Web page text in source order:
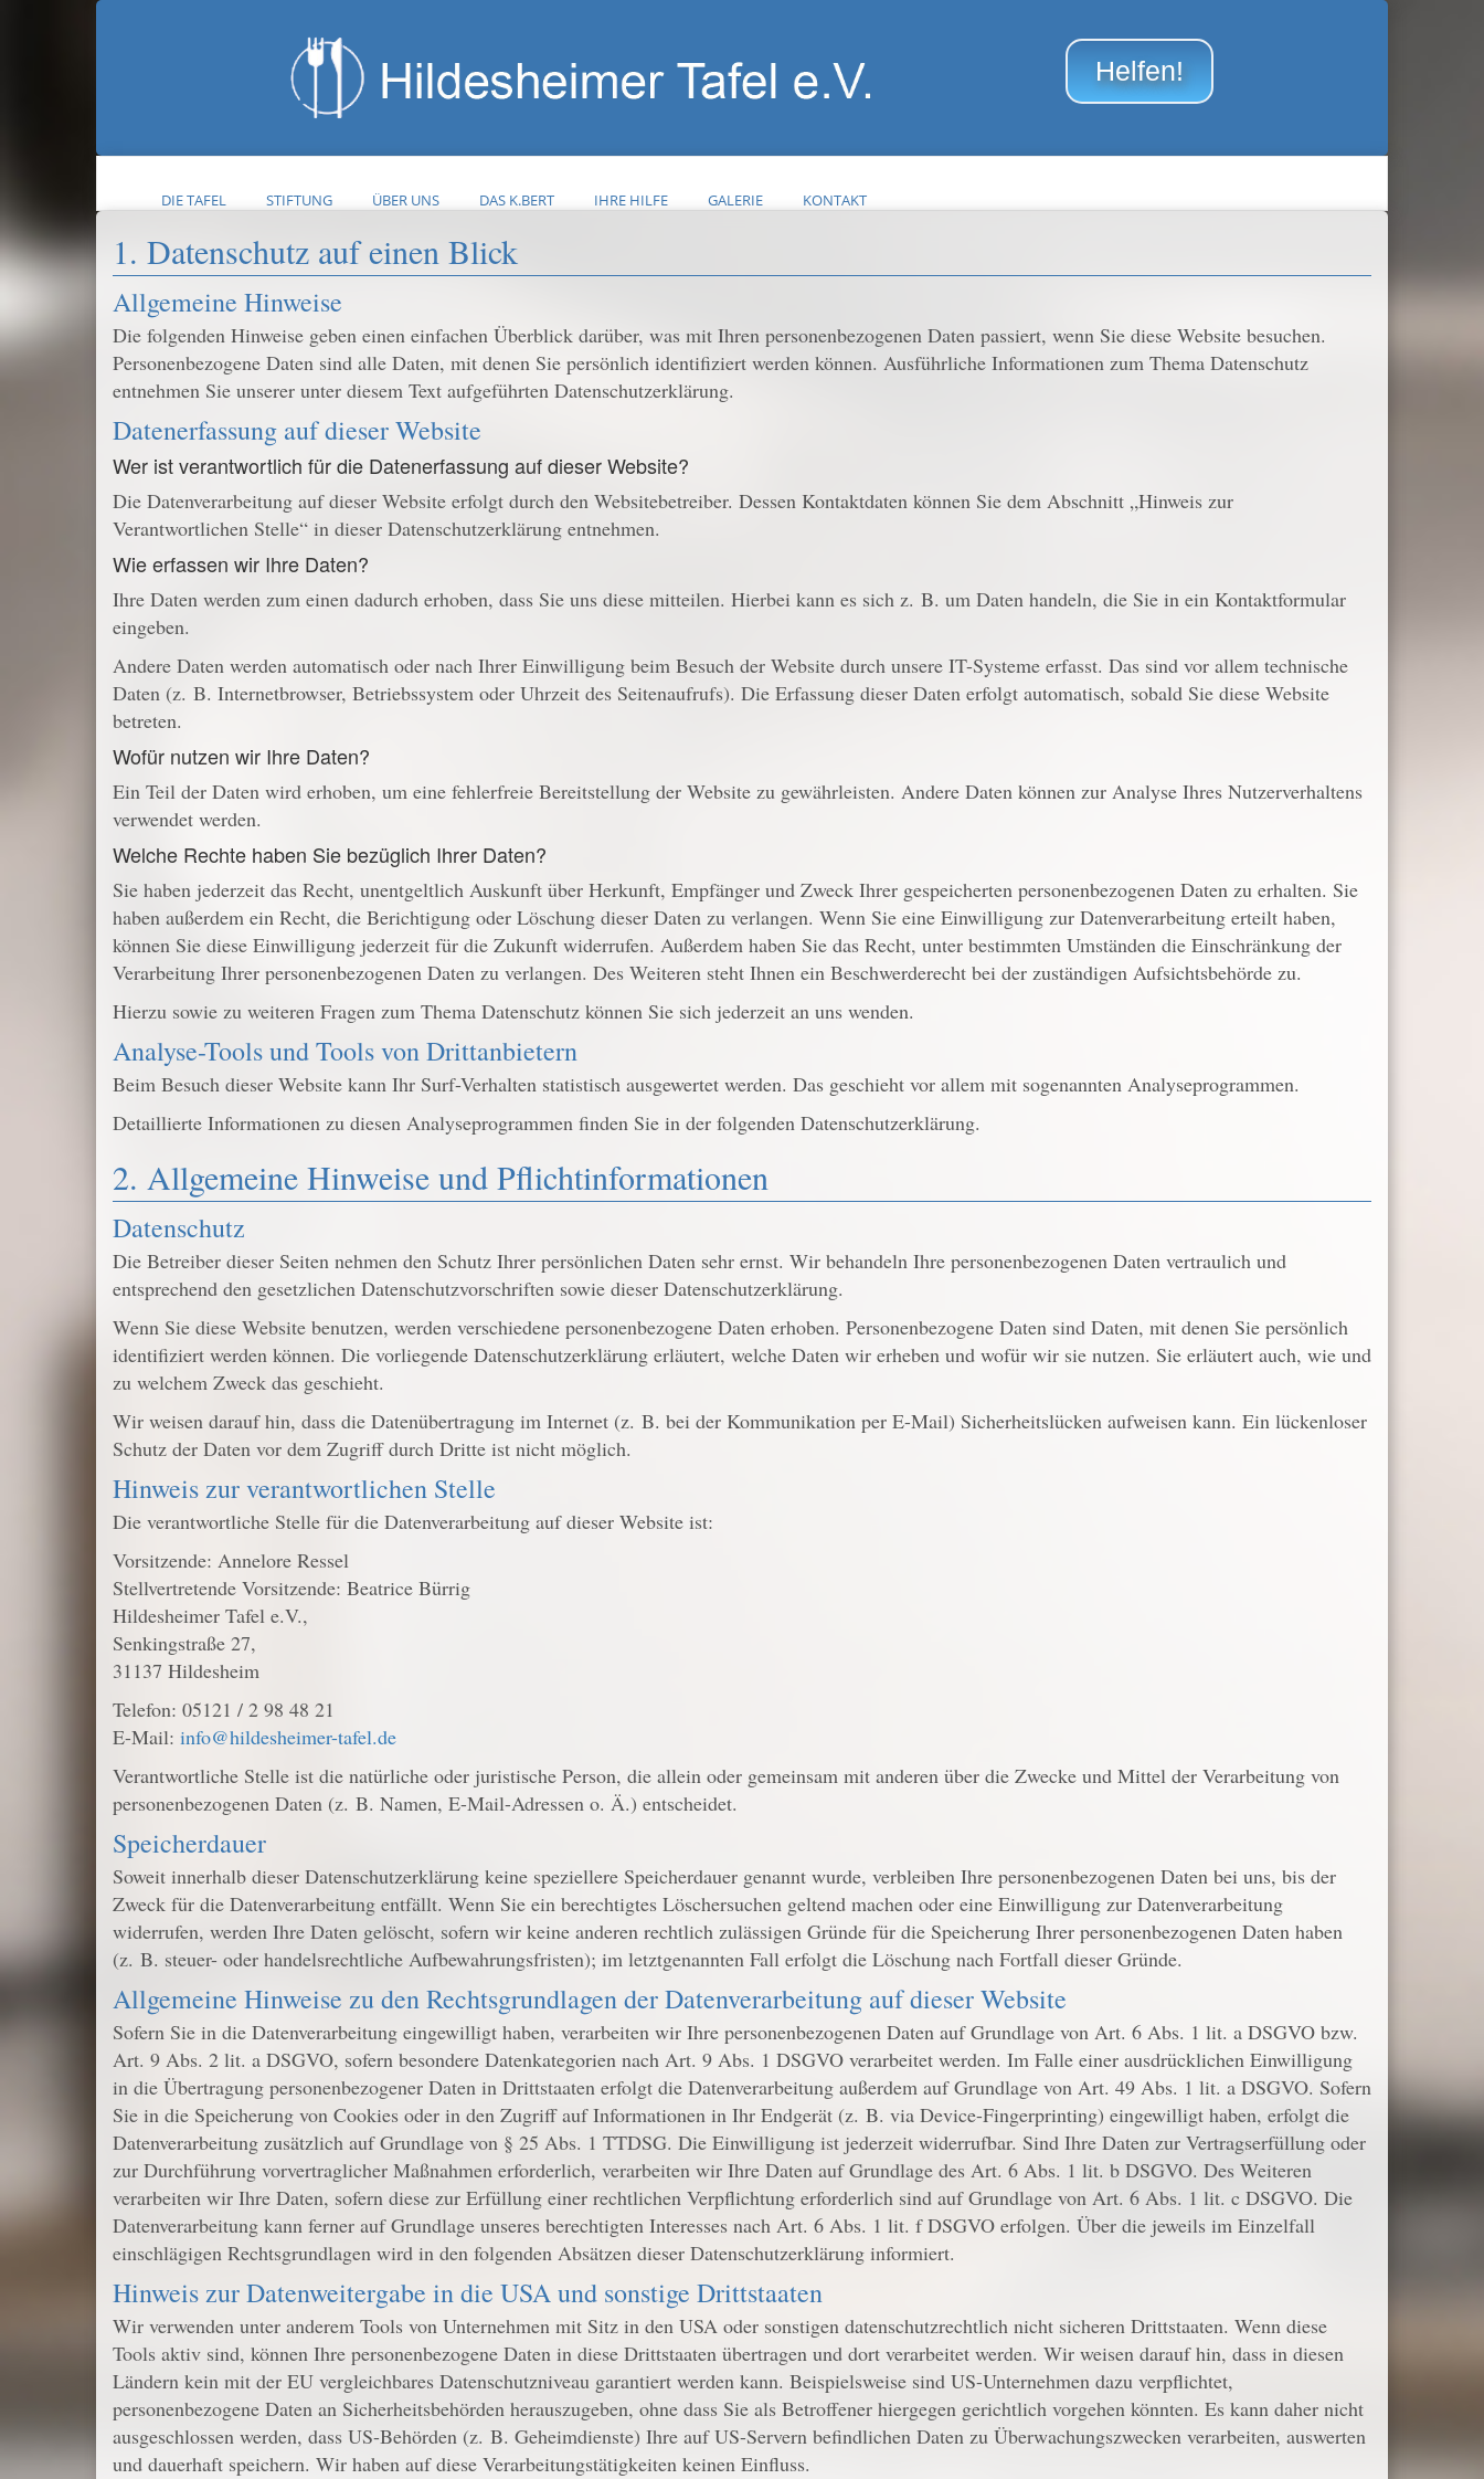
Helfen!
DIE TAFEL STIFTUNG ÜBER UNS DAS K.BERT IHRE HILFE GALERIE KONTAKT
1. Datenschutz auf einen Blick
Allgemeine Hinweise
Die folgenden Hinweise geben einen einfachen Überblick darüber, was mit Ihren personenbezogenen Daten passiert, wenn Sie diese Website besuchen.
Personenbezogene Daten sind alle Daten, mit denen Sie persönlich identifiziert werden können. Ausführliche Informationen zum Thema Datenschutz
entnehmen Sie unserer unter diesem Text aufgeführten Datenschutzerklärung.
Datenerfassung auf dieser Website
Wer ist verantwortlich für die Datenerfassung auf dieser Website?
Die Datenverarbeitung auf dieser Website erfolgt durch den Websitebetreiber. Dessen Kontaktdaten können Sie dem Abschnitt „Hinweis zur
Verantwortlichen Stelle“ in dieser Datenschutzerklärung entnehmen.
Wie erfassen wir Ihre Daten?
Ihre Daten werden zum einen dadurch erhoben, dass Sie uns diese mitteilen. Hierbei kann es sich z. B. um Daten handeln, die Sie in ein Kontaktformular
eingeben.
Andere Daten werden automatisch oder nach Ihrer Einwilligung beim Besuch der Website durch unsere IT-Systeme erfasst. Das sind vor allem technische
Daten (z. B. Internetbrowser, Betriebssystem oder Uhrzeit des Seitenaufrufs). Die Erfassung dieser Daten erfolgt automatisch, sobald Sie diese Website
betreten.
Wofür nutzen wir Ihre Daten?
Ein Teil der Daten wird erhoben, um eine fehlerfreie Bereitstellung der Website zu gewährleisten. Andere Daten können zur Analyse Ihres Nutzerverhaltens
verwendet werden.
Welche Rechte haben Sie bezüglich Ihrer Daten?
Sie haben jederzeit das Recht, unentgeltlich Auskunft über Herkunft, Empfänger und Zweck Ihrer gespeicherten personenbezogenen Daten zu erhalten. Sie
haben außerdem ein Recht, die Berichtigung oder Löschung dieser Daten zu verlangen. Wenn Sie eine Einwilligung zur Datenverarbeitung erteilt haben,
können Sie diese Einwilligung jederzeit für die Zukunft widerrufen. Außerdem haben Sie das Recht, unter bestimmten Umständen die Einschränkung der
Verarbeitung Ihrer personenbezogenen Daten zu verlangen. Des Weiteren steht Ihnen ein Beschwerderecht bei der zuständigen Aufsichtsbehörde zu.
Hierzu sowie zu weiteren Fragen zum Thema Datenschutz können Sie sich jederzeit an uns wenden.
Analyse-Tools und Tools von Dritt­anbietern
Beim Besuch dieser Website kann Ihr Surf-Verhalten statistisch ausgewertet werden. Das geschieht vor allem mit sogenannten Analyseprogrammen.
Detaillierte Informationen zu diesen Analyseprogrammen finden Sie in der folgenden Datenschutzerklärung.
2. Allgemeine Hinweise und Pflicht­informationen
Datenschutz
Die Betreiber dieser Seiten nehmen den Schutz Ihrer persönlichen Daten sehr ernst. Wir behandeln Ihre personenbezogenen Daten vertraulich und
entsprechend den gesetzlichen Datenschutzvorschriften sowie dieser Datenschutzerklärung.
Wenn Sie diese Website benutzen, werden verschiedene personenbezogene Daten erhoben. Personenbezogene Daten sind Daten, mit denen Sie persönlich
identifiziert werden können. Die vorliegende Datenschutzerklärung erläutert, welche Daten wir erheben und wofür wir sie nutzen. Sie erläutert auch, wie und
zu welchem Zweck das geschieht.
Wir weisen darauf hin, dass die Datenübertragung im Internet (z. B. bei der Kommunikation per E-Mail) Sicherheitslücken aufweisen kann. Ein lückenloser
Schutz der Daten vor dem Zugriff durch Dritte ist nicht möglich.
Hinweis zur verantwortlichen Stelle
Die verantwortliche Stelle für die Datenverarbeitung auf dieser Website ist:
Vorsitzende: Annelore Ressel
Stellvertretende Vorsitzende: Beatrice Bürrig
Hildesheimer Tafel e.V.,
Senkingstraße 27,
31137 Hildesheim
Telefon: 05121 / 2 98 48 21
E-Mail: info@hildesheimer-tafel.de
Verantwortliche Stelle ist die natürliche oder juristische Person, die allein oder gemeinsam mit anderen über die Zwecke und Mittel der Verarbeitung von
personenbezogenen Daten (z. B. Namen, E-Mail-Adressen o. Ä.) entscheidet.
Speicherdauer
Soweit innerhalb dieser Datenschutzerklärung keine speziellere Speicherdauer genannt wurde, verbleiben Ihre personenbezogenen Daten bei uns, bis der
Zweck für die Datenverarbeitung entfällt. Wenn Sie ein berechtigtes Löschersuchen geltend machen oder eine Einwilligung zur Datenverarbeitung
widerrufen, werden Ihre Daten gelöscht, sofern wir keine anderen rechtlich zulässigen Gründe für die Speicherung Ihrer personenbezogenen Daten haben
(z. B. steuer- oder handelsrechtliche Aufbewahrungsfristen); im letztgenannten Fall erfolgt die Löschung nach Fortfall dieser Gründe.
Allgemeine Hinweise zu den Rechtsgrundlagen der Datenverarbeitung auf dieser Website
Sofern Sie in die Datenverarbeitung eingewilligt haben, verarbeiten wir Ihre personenbezogenen Daten auf Grundlage von Art. 6 Abs. 1 lit. a DSGVO bzw.
Art. 9 Abs. 2 lit. a DSGVO, sofern besondere Datenkategorien nach Art. 9 Abs. 1 DSGVO verarbeitet werden. Im Falle einer ausdrücklichen Einwilligung
in die Übertragung personenbezogener Daten in Drittstaaten erfolgt die Datenverarbeitung außerdem auf Grundlage von Art. 49 Abs. 1 lit. a DSGVO. Sofern
Sie in die Speicherung von Cookies oder in den Zugriff auf Informationen in Ihr Endgerät (z. B. via Device-Fingerprinting) eingewilligt haben, erfolgt die
Datenverarbeitung zusätzlich auf Grundlage von § 25 Abs. 1 TTDSG. Die Einwilligung ist jederzeit widerrufbar. Sind Ihre Daten zur Vertragserfüllung oder
zur Durchführung vorvertraglicher Maßnahmen erforderlich, verarbeiten wir Ihre Daten auf Grundlage des Art. 6 Abs. 1 lit. b DSGVO. Des Weiteren
verarbeiten wir Ihre Daten, sofern diese zur Erfüllung einer rechtlichen Verpflichtung erforderlich sind auf Grundlage von Art. 6 Abs. 1 lit. c DSGVO. Die
Datenverarbeitung kann ferner auf Grundlage unseres berechtigten Interesses nach Art. 6 Abs. 1 lit. f DSGVO erfolgen. Über die jeweils im Einzelfall
einschlägigen Rechtsgrundlagen wird in den folgenden Absätzen dieser Datenschutzerklärung informiert.
Hinweis zur Datenweitergabe in die USA und sonstige Drittstaaten
Wir verwenden unter anderem Tools von Unternehmen mit Sitz in den USA oder sonstigen datenschutzrechtlich nicht sicheren Drittstaaten. Wenn diese
Tools aktiv sind, können Ihre personenbezogene Daten in diese Drittstaaten übertragen und dort verarbeitet werden. Wir weisen darauf hin, dass in diesen
Ländern kein mit der EU vergleichbares Datenschutzniveau garantiert werden kann. Beispielsweise sind US-Unternehmen dazu verpflichtet,
personenbezogene Daten an Sicherheitsbehörden herauszugeben, ohne dass Sie als Betroffener hiergegen gerichtlich vorgehen könnten. Es kann daher nicht
ausgeschlossen werden, dass US-Behörden (z. B. Geheimdienste) Ihre auf US-Servern befindlichen Daten zu Überwachungszwecken verarbeiten, auswerten
und dauerhaft speichern. Wir haben auf diese Verarbeitungstätigkeiten keinen Einfluss.